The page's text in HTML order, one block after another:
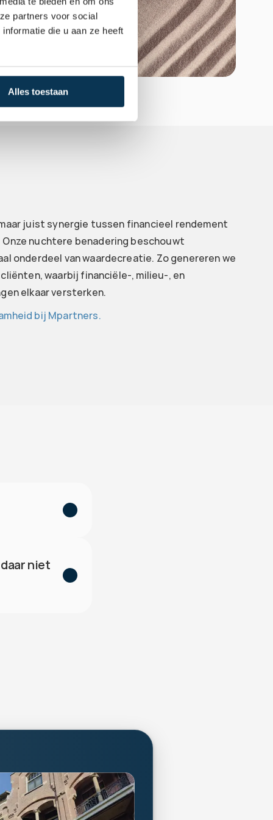
partners voor social
die u aan ze heeft
Alles toestaan
juist synergie tussen financieel rendement
nuchtere benadering beschouwt
onderdeel van waardecreatie. Zo genereren we
waarbij financiële-, milieu-, en
elkaar versterken.
bij Mpartners.
niet